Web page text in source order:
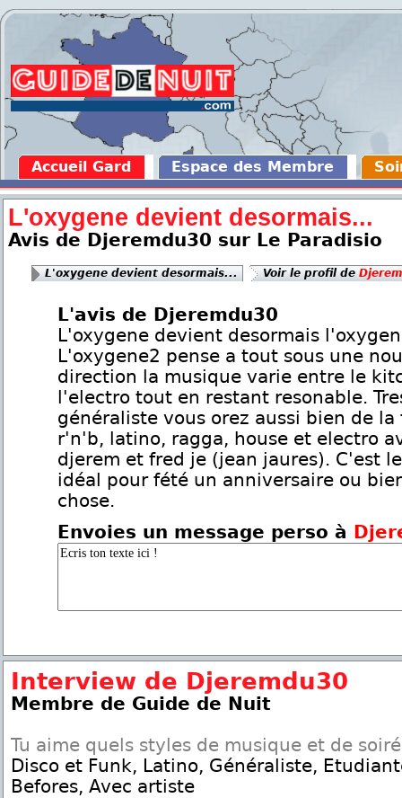
Accueil Gard Espace des Membre
L'oxygene devient desormais...
Avis de Djeremdu30 sur Le Paradisio
L'oxygene devient desormais... Voir le profil de
L'avis de Djeremdu30
L'oxygene devient desormais
L'oxygene2 pense a tout sous une
direction la musique varie entre le
l'electro tout en restant resonable.
généraliste vous orez aussi bien de
r'n'b, latino, ragga, house et electro
djerem et fred je (jean jaures). C'est
idéal pour fété un anniversaire ou
chose.
Envoies un message perso à
Interview de Djeremdu30
Membre de Guide de Nuit
Tu aime quels styles de musique et de
Disco et Funk, Latino, Généraliste,
Befores, Avec artiste